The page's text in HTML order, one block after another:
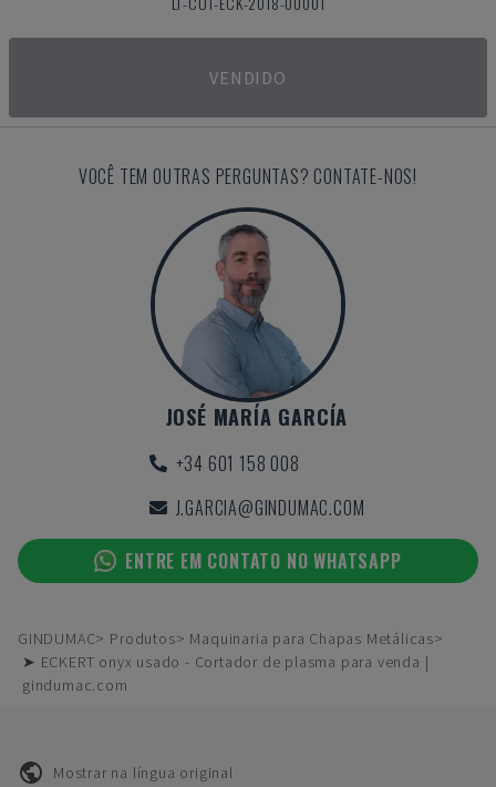
VENDIDO
VOCÊ TEM OUTRAS PERGUNTAS? CONTATE-NOS!
JOSÉ MARÍA GARCÍA
+34 601 158 008
J.GARCIA@GINDUMAC.COM
ENTRE EM CONTATO NO WHATSAPP
GINDUMAC Produtos
Maquinaria para Chapas Metálicas
➤ ECKERT onyx usado - Cortador de plasma para venda |
gindumac.com
Mostrar na língua original